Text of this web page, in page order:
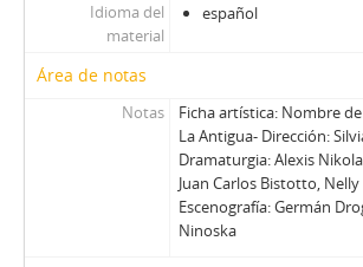
00088 - Viaje Fantástico
00092 - El Otro Parra Y El
00093 - Vida De Población
00094 - Virtuosismo
00095 - Vida De Población
00096 - ¿Para Qué?
Idioma del
material
español
Área de notas
Notas
Ficha artística: Nombre
La Antigua- Dirección:
Dramaturgia: Alexis
Juan Carlos Bistotto,
Escenografía: Germán
Ninoska